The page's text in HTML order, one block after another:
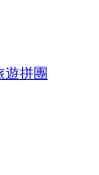
遊拼團